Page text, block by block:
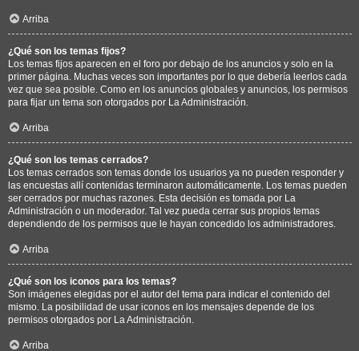
Arriba
¿Qué son los temas fijos?
Los temas fijos aparecen en el foro por debajo de los anuncios y solo en la
primer página. Muchas veces son importantes por lo que debería leerlos cada
vez que sea posible. Como en los anuncios globales y anuncios, los permisos
para fijar un tema son otorgados por La Administración.
Arriba
¿Qué son los temas cerrados?
Los temas cerrados son temas donde los usuarios ya no pueden responder y
las encuestas allí contenidas terminaron automáticamente. Los temas pueden
ser cerrados por muchas razones. Esta decisión es tomada por La
Administración o un moderador. Tal vez pueda cerrar sus propios temas
dependiendo de los permisos que le hayan concedido los administradores.
Arriba
¿Qué son los iconos para los temas?
Son imágenes elegidas por el autor del tema para indicar el contenido del
mismo. La posibilidad de usar iconos en los mensajes depende de los
permisos otorgados por La Administración.
Arriba